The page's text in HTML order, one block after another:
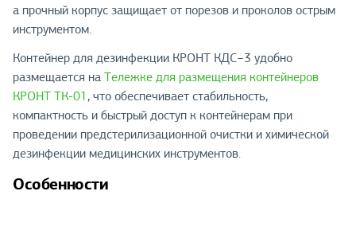
а прочный корпус защищает от порезов и проколов острым
инструментом.
Контейнер для дезинфекции КРОНТ КДС−3 удобно
размещается на Тележке для размещения контейнеров
КРОНТ ТК-01 , что обеспечивает стабильность,
компактность и быстрый доступ к контейнерам при
проведении предстерилизационной очистки и химической
дезинфекции медицинских инструментов.
Особенности